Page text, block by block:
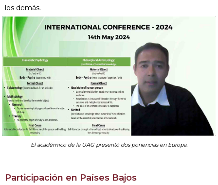
los demás.
El académico de la UAG presentó dos ponencias en Europa.
Participación en Países Bajos